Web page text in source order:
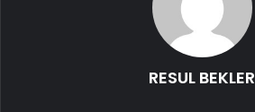
RESUL BEKLER